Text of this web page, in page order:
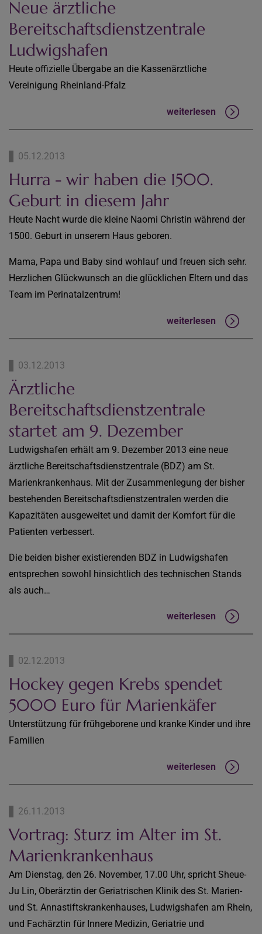
Neue ärztliche
Bereitschaftsdienstzentrale
Ludwigshafen
Heute offizielle Übergabe an die Kassenärztliche
Vereinigung Rheinland-Pfalz
weiterlesen
05.12.2013
Hurra - wir haben die 1500.
Geburt in diesem Jahr
Heute Nacht wurde die kleine Naomi Christin während der
1500. Geburt in unserem Haus geboren.
Mama, Papa und Baby sind wohlauf und freuen sich sehr.
Herzlichen Glückwunsch an die glücklichen Eltern und das
Team im Perinatalzentrum!
weiterlesen
03.12.2013
Ärztliche
Bereitschaftsdienstzentrale
startet am 9. Dezember
Ludwigshafen erhält am 9. Dezember 2013 eine neue
ärztliche Bereitschaftsdienstzentrale (BDZ) am St.
Marienkrankenhaus. Mit der Zusammenlegung der bisher
bestehenden Bereitschaftsdienstzentralen werden die
Kapazitäten ausgeweitet und damit der Komfort für die
Patienten verbessert.
Die beiden bisher existierenden BDZ in Ludwigshafen
entsprechen sowohl hinsichtlich des technischen Stands
als auch…
weiterlesen
02.12.2013
Hockey gegen Krebs spendet
5000 Euro für Marienkäfer
Unterstützung für frühgeborene und kranke Kinder und ihre
Familien
weiterlesen
26.11.2013
Vortrag: Sturz im Alter im St.
Marienkrankenhaus
Am Dienstag, den 26. November, 17.00 Uhr, spricht Sheue-
Ju Lin, Oberärztin der Geriatrischen Klinik des St. Marien-
und St. Annastiftskrankenhauses, Ludwigshafen am Rhein,
und Fachärztin für Innere Medizin, Geriatrie und